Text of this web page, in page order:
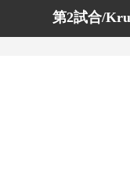
第2試合/